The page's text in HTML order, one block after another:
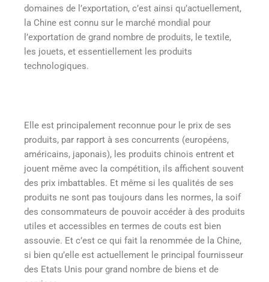
domaines de l’exportation, c’est ainsi qu’actuellement,
la Chine est connu sur le marché mondial pour
l’exportation de grand nombre de produits, le textile,
les jouets, et essentiellement les produits
technologiques.
Elle est principalement reconnue pour le prix de ses
produits, par rapport à ses concurrents (européens,
américains, japonais), les produits chinois entrent et
jouent même avec la compétition, ils affichent souvent
des prix imbattables. Et même si les qualités de ses
produits ne sont pas toujours dans les normes, la soif
des consommateurs de pouvoir accéder à des produits
utiles et accessibles en termes de couts est bien
assouvie. Et c’est ce qui fait la renommée de la Chine,
si bien qu’elle est actuellement le principal fournisseur
des Etats Unis pour grand nombre de biens et de